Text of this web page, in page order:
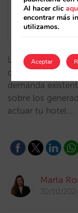
Los hoteles no
debe competir
demanda
sobre los
actuar tu hotel.…
Marta
30/10/
Al hacer clic
encontrar más
utilizamos.
Aceptar